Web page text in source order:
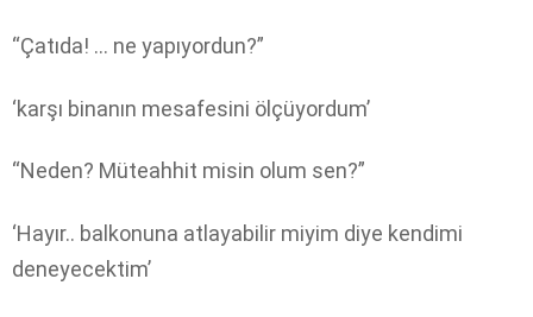
“Çatıda! … ne yapıyordun?”
‘karşı binanın mesafesini ölçüyordum’
“Neden? Müteahhit misin olum sen?”
‘Hayır.. balkonuna atlayabilir miyim diye kendimi
deneyecektim’